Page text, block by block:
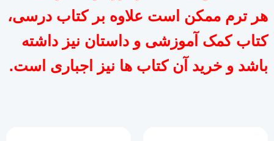
هر ترم ممکن است علاوه بر کتاب درسی،
کتاب کمک آموزشی و داستان نیز داشته
باشد و خرید آن کتاب ها نیز اجباری است.